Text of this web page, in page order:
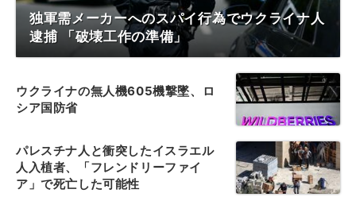
独軍需メーカーへのスパイ行為でウクライナ人
逮捕 「破壊工作の準備」
ウクライナの無人機605機撃墜、ロ
シア国防省
パレスチナ人と衝突したイスラエル
人入植者、「フレンドリーファイ
ア」で死亡した可能性